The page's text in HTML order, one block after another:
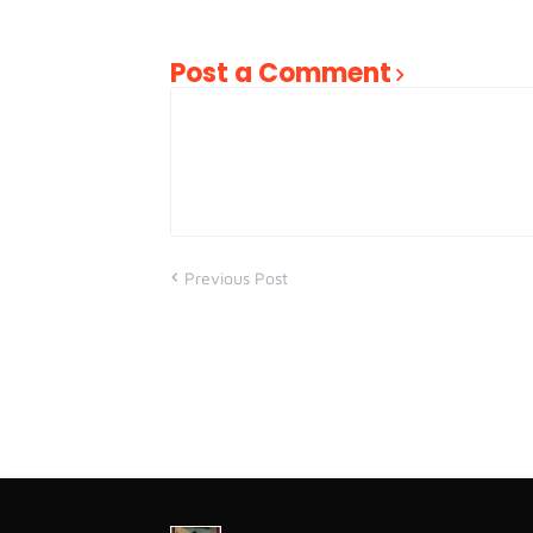
Post a Comment
Previous Post